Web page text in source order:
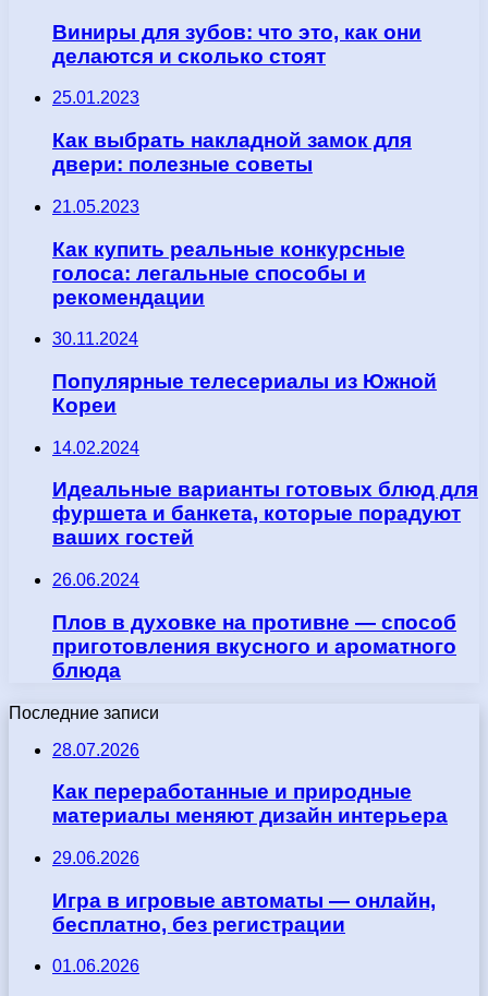
Виниры для зубов: что это, как они
делаются и сколько стоят
25.01.2023
Как выбрать накладной замок для
двери: полезные советы
21.05.2023
Как купить реальные конкурсные
голоса: легальные способы и
рекомендации
30.11.2024
Популярные телесериалы из Южной
Кореи
14.02.2024
Идеальные варианты готовых блюд для
фуршета и банкета, которые порадуют
ваших гостей
26.06.2024
Плов в духовке на противне — способ
приготовления вкусного и ароматного
блюда
Последние записи
28.07.2026
Как переработанные и природные
материалы меняют дизайн интерьера
29.06.2026
Игра в игровые автоматы — онлайн,
бесплатно, без регистрации
01.06.2026